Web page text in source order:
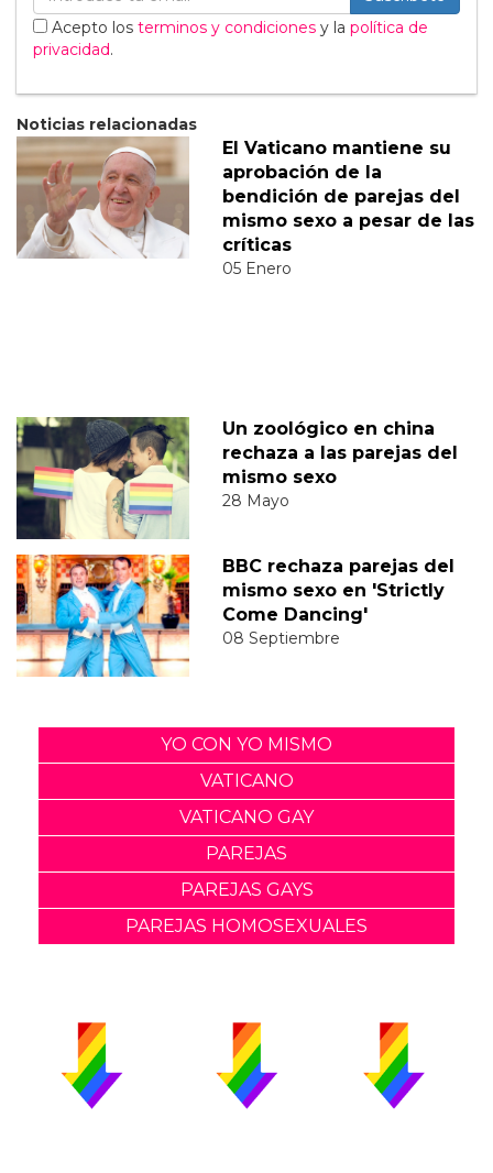
Acepto los terminos y condiciones y la política de
privacidad.
Noticias relacionadas
El Vaticano mantiene su
aprobación de la
bendición de parejas del
mismo sexo a pesar de las
críticas
05 Enero
Un zoológico en china
rechaza a las parejas del
mismo sexo
28 Mayo
BBC rechaza parejas del
mismo sexo en 'Strictly
Come Dancing'
08 Septiembre
YO CON YO MISMO
VATICANO
VATICANO GAY
PAREJAS
PAREJAS GAYS
PAREJAS HOMOSEXUALES